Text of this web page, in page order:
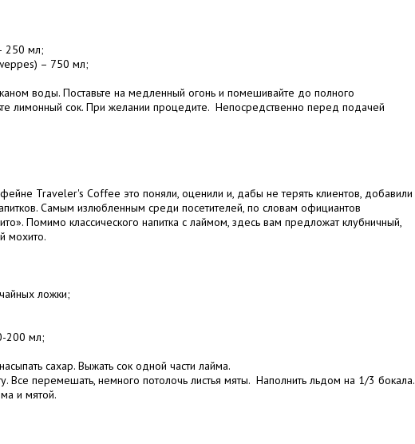
250 мл;
– 750 мл;
воды. Поставьте на медленный огонь и помешивайте до полного
лимонный сок. При желании процедите. Непосредственно перед подачей
Traveler's Coffee это поняли, оценили и, дабы не терять клиентов, добавили
Самым излюбленным среди посетителей, по словам официантов
Помимо классического напитка с лаймом, здесь вам предложат клубничный,
мохито.
ложки;
200 мл;
сахар. Выжать сок одной части лайма.
Все перемешать, немного потолочь листья мяты. Наполнить льдом на 1/3 бокала.
и мятой.